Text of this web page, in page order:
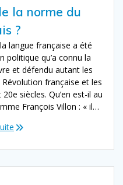
la norme du
?
langue française a été
politique qu’a connu la
et défendu autant les
française et les
siècles. Qu’en est-il au
François Villon : « il…